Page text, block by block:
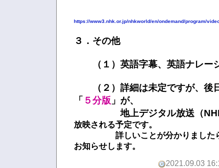
https://www3.nhk.or.jp/nhkworld/en/ondemand/program/
３．その他
（１）英語字幕、英語ナレー
（２）詳細は未定ですが、後
「 ５分版 」が、
地上デジタル放送（NHK
放映される予定です。
詳しいことが分かりましたら
お知らせします。
2021.09.03